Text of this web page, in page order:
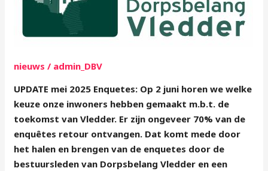
nieuws / admin_DBV
UPDATE mei 2025 Enquetes: Op 2 juni horen we welke
keuze onze inwoners hebben gemaakt m.b.t. de
toekomst van Vledder. Er zijn ongeveer 70% van de
enquêtes retour ontvangen. Dat komt mede door
het halen en brengen van de enquetes door de
bestuursleden van Dorpsbelang Vledder en een